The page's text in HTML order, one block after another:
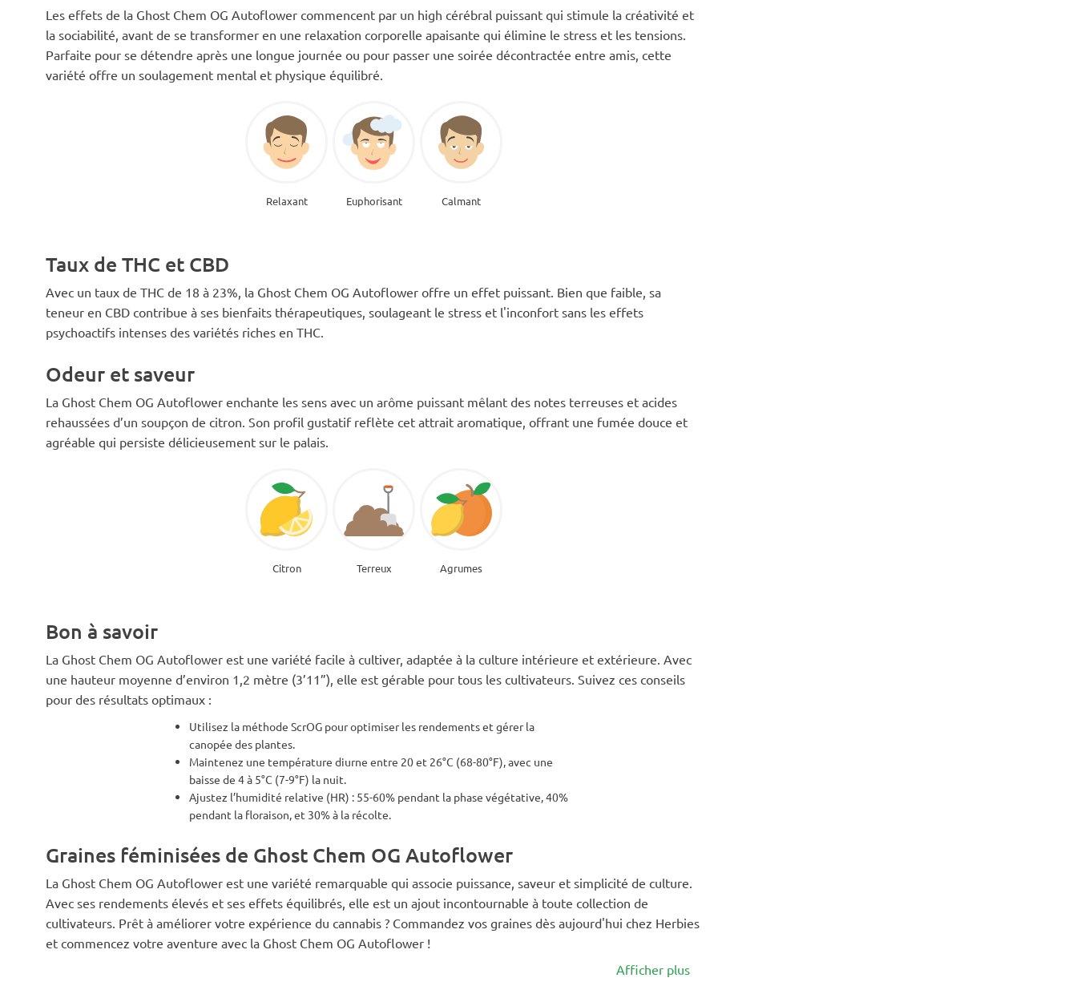
Les effets de la Ghost Chem OG Autoflower commencent par un high cérébral puissant qui stimule la créativité et
la sociabilité, avant de se transformer en une relaxation corporelle apaisante qui élimine le stress et les tensions.
Parfaite pour se détendre après une longue journée ou pour passer une soirée décontractée entre amis, cette
variété offre un soulagement mental et physique équilibré.
Relaxant Euphorisant Calmant
Taux de THC et CBD
Avec un taux de THC de 18 à 23%, la Ghost Chem OG Autoflower offre un effet puissant. Bien que faible, sa
teneur en CBD contribue à ses bienfaits thérapeutiques, soulageant le stress et l'inconfort sans les effets
psychoactifs intenses des variétés riches en THC.
Odeur et saveur
La Ghost Chem OG Autoflower enchante les sens avec un arôme puissant mêlant des notes terreuses et acides
rehaussées d’un soupçon de citron. Son profil gustatif reflète cet attrait aromatique, offrant une fumée douce et
agréable qui persiste délicieusement sur le palais.
Citron Terreux Agrumes
Bon à savoir
La Ghost Chem OG Autoflower est une variété facile à cultiver, adaptée à la culture intérieure et extérieure. Avec
une hauteur moyenne d’environ 1,2 mètre (3’11”), elle est gérable pour tous les cultivateurs. Suivez ces conseils
pour des résultats optimaux :
Utilisez la méthode ScrOG pour optimiser les rendements et gérer la
canopée des plantes.
Maintenez une température diurne entre 20 et 26°C (68-80°F), avec une
baisse de 4 à 5°C (7-9°F) la nuit.
Ajustez l’humidité relative (HR) : 55-60% pendant la phase végétative, 40%
pendant la floraison, et 30% à la récolte.
Graines féminisées de Ghost Chem OG Autoflower
La Ghost Chem OG Autoflower est une variété remarquable qui associe puissance, saveur et simplicité de culture.
Avec ses rendements élevés et ses effets équilibrés, elle est un ajout incontournable à toute collection de
cultivateurs. Prêt à améliorer votre expérience du cannabis ? Commandez vos graines dès aujourd'hui chez Herbies
et commencez votre aventure avec la Ghost Chem OG Autoflower !
Afficher plus